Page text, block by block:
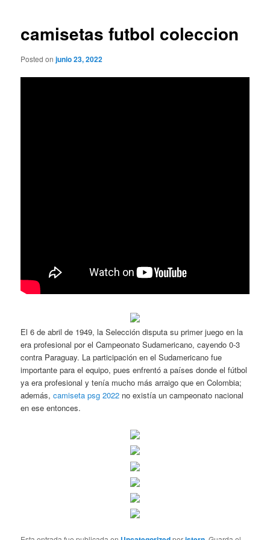
camisetas futbol coleccion
Posted onjunio 23, 2022
El 6 de abril de 1949, la Selección disputa su primer juego en la
era profesional por el Campeonato Sudamericano, cayendo 0-3
contra Paraguay. La participación en el Sudamericano fue
importante para el equipo, pues enfrentó a países donde el fútbol
ya era profesional y tenía mucho más arraigo que en Colombia;
además,camiseta psg 2022 no existía un campeonato nacional
en ese entonces.